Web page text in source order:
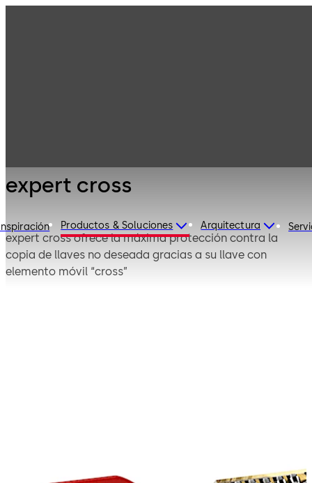
Productos & Soluciones Arquitectura
expert cross
expert cross ofrece la máxima protección contra la
copia de llaves no deseada gracias a su llave con
elemento móvil “cross”